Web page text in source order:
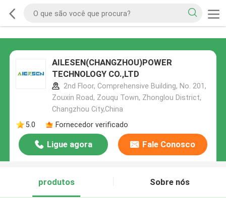
AILESEN(CHANGZHOU)POWER
TECHNOLOGY CO.,LTD
2nd Floor, Comprehensive Building, No. 201,
Zouxin Road, Zouqu Town, Zhonglou District,
Changzhou City,China
5.0
Fornecedor verificado
Ligue agora Fale Conosco
produtos Sobre nós